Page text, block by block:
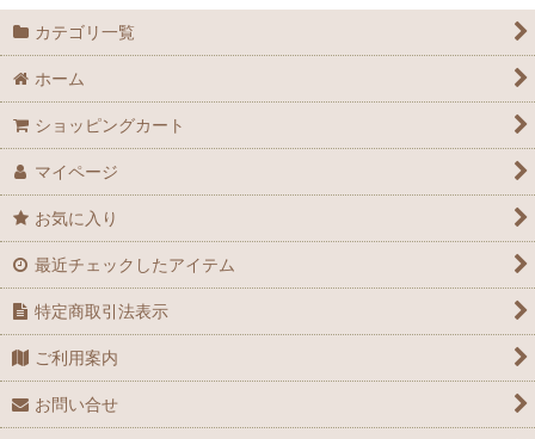
カテゴリ一覧
ホーム
ショッピングカート
マイページ
お気に入り
最近チェックしたアイテム
特定商取引法表示
ご利用案内
お問い合せ